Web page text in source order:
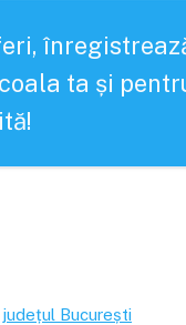
ta și
, județul București